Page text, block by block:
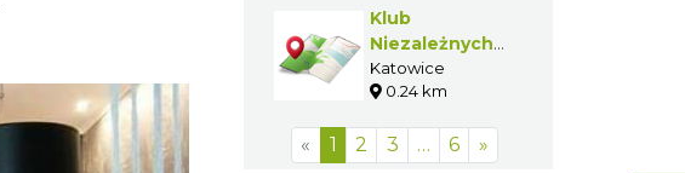
Klub
Niezależnych
Stowarzyszeń
Twórczych
Katowice
0.24 km
« 1 2 3 … 6 »